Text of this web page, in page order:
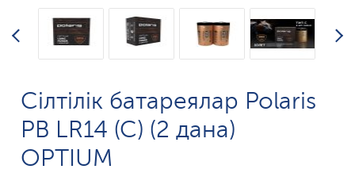
Сілтілік батареялар Polaris
PB LR14 (C) (2 дана)
OPTIUM